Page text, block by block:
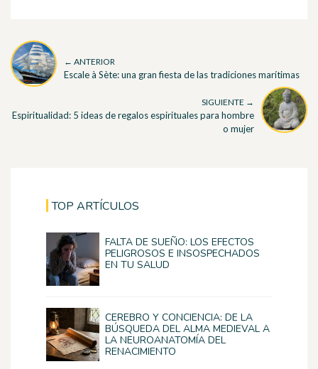
← ANTERIOR
Escale à Sète: una gran fiesta de las tradiciones marítimas
SIGUIENTE →
Espiritualidad: 5 ideas de regalos espirituales para hombre
o mujer
TOP ARTÍCULOS
FALTA DE SUEÑO: LOS EFECTOS
PELIGROSOS E INSOSPECHADOS
EN TU SALUD
CEREBRO Y CONCIENCIA: DE LA
BÚSQUEDA DEL ALMA MEDIEVAL A
LA NEUROANATOMÍA DEL
RENACIMIENTO